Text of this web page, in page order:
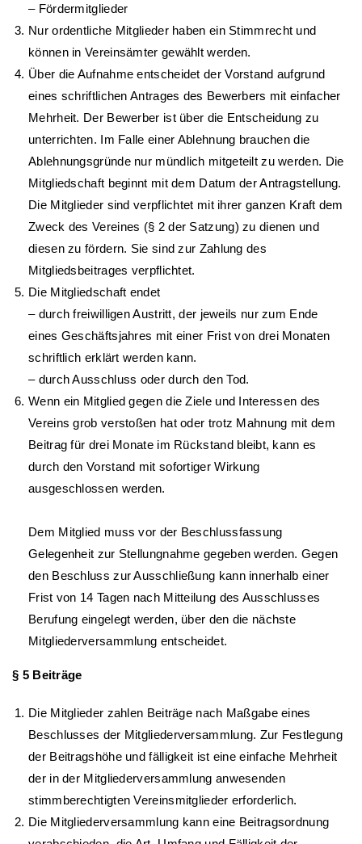
– Fördermitglieder
Nur ordentliche Mitglieder haben ein Stimmrecht und
können in Vereinsämter gewählt werden.
Über die Aufnahme entscheidet der Vorstand aufgrund
eines schriftlichen Antrages des Bewerbers mit einfacher
Mehrheit. Der Bewerber ist über die Entscheidung zu
unterrichten. Im Falle einer Ablehnung brauchen die
Ablehnungsgründe nur mündlich mitgeteilt zu werden. Die
Mitgliedschaft beginnt mit dem Datum der Antragstellung.
Die Mitglieder sind verpflichtet mit ihrer ganzen Kraft dem
Zweck des Vereines (§ 2 der Satzung) zu dienen und
diesen zu fördern. Sie sind zur Zahlung des
Mitgliedsbeitrages verpflichtet.
Die Mitgliedschaft endet
– durch freiwilligen Austritt, der jeweils nur zum Ende
eines Geschäftsjahres mit einer Frist von drei Monaten
schriftlich erklärt werden kann.
– durch Ausschluss oder durch den Tod.
Wenn ein Mitglied gegen die Ziele und Interessen des
Vereins grob verstoßen hat oder trotz Mahnung mit dem
Beitrag für drei Monate im Rückstand bleibt, kann es
durch den Vorstand mit sofortiger Wirkung
ausgeschlossen werden.
Dem Mitglied muss vor der Beschlussfassung
Gelegenheit zur Stellungnahme gegeben werden. Gegen
den Beschluss zur Ausschließung kann innerhalb einer
Frist von 14 Tagen nach Mitteilung des Ausschlusses
Berufung eingelegt werden, über den die nächste
Mitgliederversammlung entscheidet.
§ 5 Beiträge
Die Mitglieder zahlen Beiträge nach Maßgabe eines
Beschlusses der Mitgliederversammlung. Zur Festlegung
der Beitragshöhe und fälligkeit ist eine einfache Mehrheit
der in der Mitgliederversammlung anwesenden
stimmberechtigten Vereinsmitglieder erforderlich.
Die Mitgliederversammlung kann eine Beitragsordnung